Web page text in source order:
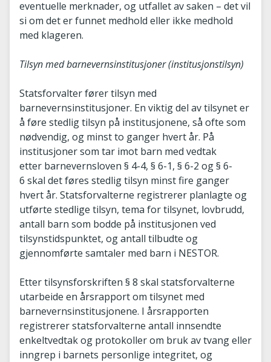
eventuelle merknader, og utfallet av saken – det vil
si om det er funnet medhold eller ikke medhold
med klageren.
Tilsyn med barnevernsinstitusjoner (institusjonstilsyn)
Statsforvalter fører tilsyn med
barnevernsinstitusjoner. En viktig del av tilsynet er
å føre stedlig tilsyn på institusjonene, så ofte som
nødvendig, og minst to ganger hvert år. På
institusjoner som tar imot barn med vedtak
etter barnevernsloven § 4-4, § 6-1, § 6-2 og § 6-
6 skal det føres stedlig tilsyn minst fire ganger
hvert år. Statsforvalterne registrerer planlagte og
utførte stedlige tilsyn, tema for tilsynet, lovbrudd,
antall barn som bodde på institusjonen ved
tilsynstidspunktet, og antall tilbudte og
gjennomførte samtaler med barn i NESTOR.
Etter tilsynsforskriften § 8 skal statsforvalterne
utarbeide en årsrapport om tilsynet med
barnevernsinstitusjonene. I årsrapporten
registrerer statsforvalterne antall innsendte
enkeltvedtak og protokoller om bruk av tvang eller
inngrep i barnets personlige integritet, og